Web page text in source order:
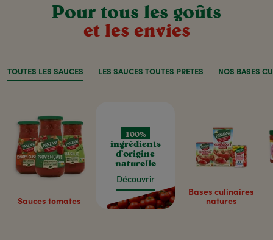
Pour tous les goûts
et les envies
TOUTES LES SAUCES LES SAUCES TOUTES PRÊTES NOS BASES
Sauces tomates
100%
ingrédients
d’origine
naturelle
Découvrir
Bases culinaires
natures